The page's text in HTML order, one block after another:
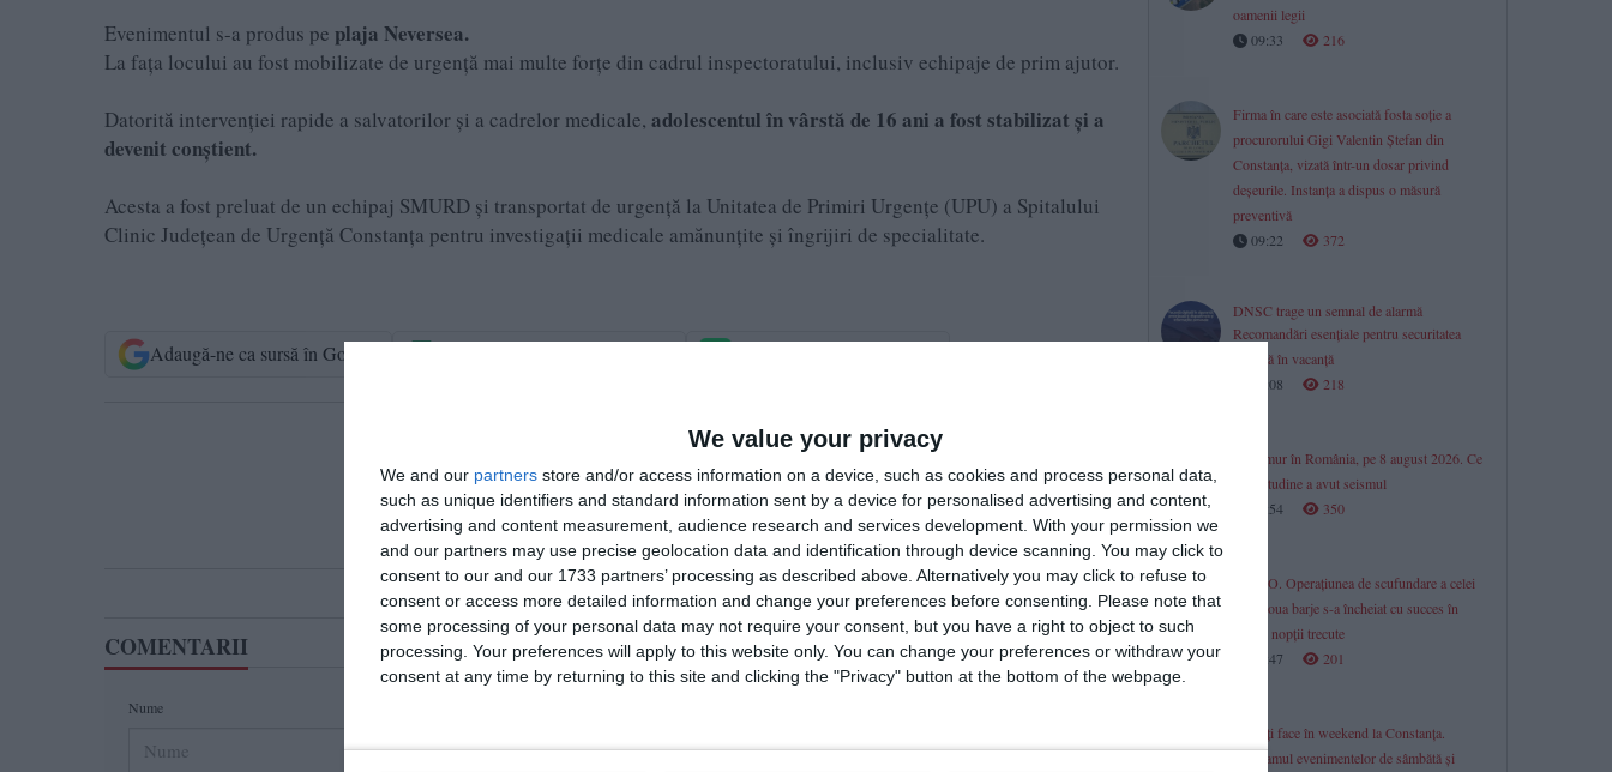
We value your privacy
We and our partners store and/or access information on a device, such as cookies and process personal data,
such as unique identifiers and standard information sent by a device for personalised advertising and content,
advertising and content measurement, audience research and services development. With your permission we
and our partners may use precise geolocation data and identification through device scanning. You may click to
consent to our and our 1733 partners’ processing as described above. Alternatively you may click to refuse to
consent or access more detailed information and change your preferences before consenting.
Please note that
some processing of your personal data may not require your consent, but you have a right to object to such
processing. Your preferences will apply to this website only. You can change your preferences or withdraw your
consent at any time by returning to this site and clicking the "Privacy" button at the bottom of the webpage.
Evenimentul s-a produs pe plaja Neversea.
La fața locului au fost mobilizate de urgență mai multe forțe din cadrul inspectoratului, inclusiv echipaje de prim ajutor.
Datorită intervenției rapide a salvatorilor și a cadrelor medicale, adolescentul în vârstă de 16 ani a fost stabilizat și a
devenit conștient.
Acesta a fost preluat de un echipaj SMURD și transportat de urgență la Unitatea de Primiri Urgențe (UPU) a Spitalului
Clinic Județean de Urgență Constanța pentru investigații medicale amănunțite și îngrijiri de specialitate.
Adaugă-ne ca sursă în Google
Ti-a placut articolul?
COMENTARII
Nume
oamenii legii
09:33
216
Firma în care este asociată fosta soție a
procurorului Gigi Valentin Ștefan din
Constanța, vizată într-un dosar privind
deșeurile. Instanța a dispus o măsură
preventivă
09:22
372
DNSC trage un semnal de alarmă
Recomandări esențiale pentru securitatea
digitală în vacanță
09:08
218
Cutremur în România, pe 8 august 2026. Ce
magnitudine a avut seismul
08:54
350
VIDEO. Operațiunea de scufundare a celei
de-a doua barje s-a încheiat cu succes în
cursul nopții trecute
08:47
201
Ce poți face în weekend la Constanța.
Programul evenimentelor de sâmbătă și